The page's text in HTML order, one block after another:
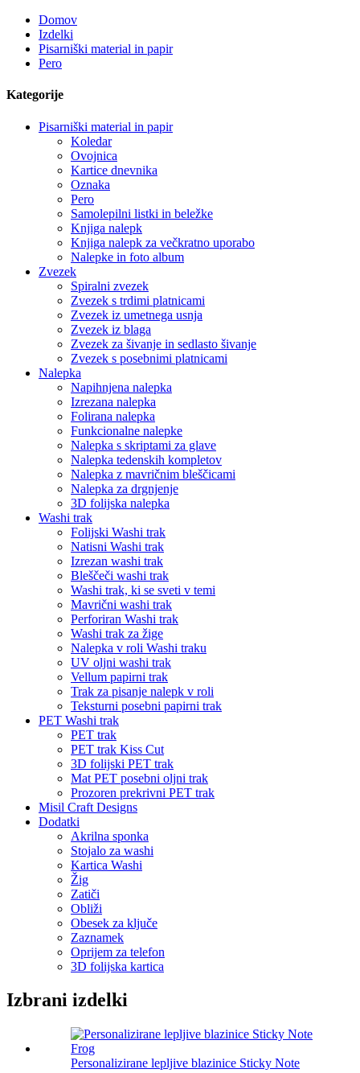
Domov
Izdelki
Pisarniški material in papir
Pero
Kategorije
Pisarniški material in papir
Koledar
Ovojnica
Kartice dnevnika
Oznaka
Pero
Samolepilni listki in beležke
Knjiga nalepk
Knjiga nalepk za večkratno uporabo
Nalepke in foto album
Zvezek
Spiralni zvezek
Zvezek s trdimi platnicami
Zvezek iz umetnega usnja
Zvezek iz blaga
Zvezek za šivanje in sedlasto šivanje
Zvezek s posebnimi platnicami
Nalepka
Napihnjena nalepka
Izrezana nalepka
Folirana nalepka
Funkcionalne nalepke
Nalepka s skriptami za glave
Nalepka tedenskih kompletov
Nalepka z mavričnim bleščicami
Nalepka za drgnjenje
3D folijska nalepka
Washi trak
Folijski Washi trak
Natisni Washi trak
Izrezan washi trak
Bleščeči washi trak
Washi trak, ki se sveti v temi
Mavrični washi trak
Perforiran Washi trak
Washi trak za žige
Nalepka v roli Washi traku
UV oljni washi trak
Vellum papirni trak
Trak za pisanje nalepk v roli
Teksturni posebni papirni trak
PET Washi trak
PET trak
PET trak Kiss Cut
3D folijski PET trak
Mat PET posebni oljni trak
Prozoren prekrivni PET trak
Misil Craft Designs
Dodatki
Akrilna sponka
Stojalo za washi
Kartica Washi
Žig
Zatiči
Obliži
Obesek za ključe
Zaznamek
Oprijem za telefon
3D folijska kartica
Izbrani izdelki
Personalizirane lepljive blazinice Sticky Note